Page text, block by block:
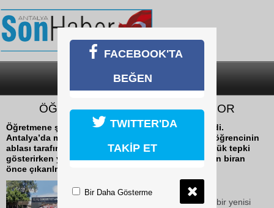
SON DAKİKA
ÖĞRETMENE ŞİDDET DURMUYOR
Öğretmene şiddet olaylarına bir yenisi daha eklendi.
Antalya’da müdür yardımcısı bayan öğretmen, bir öğrencinin
ablası tarafından darp edildi. Olaya eğitimciler büyük tepki
gösterirken yetkililerden Eğitimde Şiddet Yasası’nın biran
önce çıkarılması
24 Mayıs 2024 Cuma 14:12
Öğretmene şiddet olaylarına bir yenisi
FACEBOOK'TA
BEĞEN
TWITTER'DA
TAKİP ET
Bir Daha Gösterme